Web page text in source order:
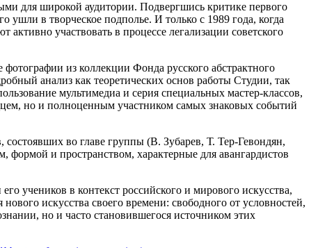
для широкой аудитории. Подвергшись критике первого
в творческое подполье. И только с 1989 года, когда
участвовать в процессе легализации советского
из коллекции Фонда русского абстрактного
анализ как теоретических основ работы Студии, так
мультимедиа и серия специальных мастер-классов,
но и полноценным участником самых знаковых событий
состоявших во главе группы (В. Зубарев, Т. Тер-Гевондян,
и пространством, характерные для авангардистов
учеников в контекст российского и мирового искусства,
искусства своего времени: свободного от условностей,
но и часто становившегося источником этих